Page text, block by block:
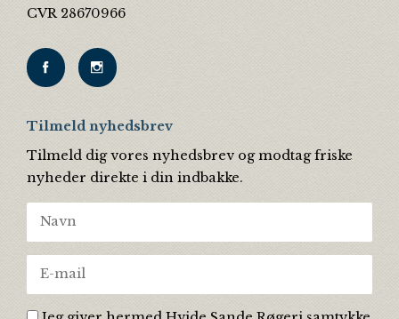
CVR 28670966
Tilmeld nyhedsbrev
Tilmeld dig vores nyhedsbrev og modtag friske
nyheder direkte i din indbakke.